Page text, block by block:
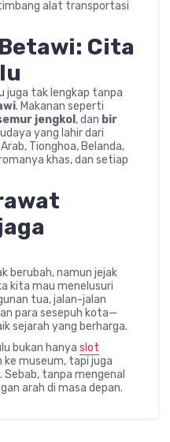
alat transportasi
Cita
juga tak lengkap tanpa
. Makanan seperti
jengkol , dan bir
yang lahir dari
Tionghoa, Belanda,
khas, dan setiap
berubah, namun jejak
kita mau menelusuri
tua, jalan-jalan
para sesepuh kota—
sejarah yang berharga.
bukan hanya slot
ke museum, tapi juga
tanpa mengenal
arah di masa depan.